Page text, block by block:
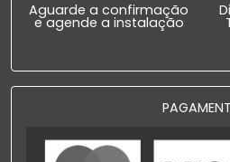
Aguarde a confirmação
e agende a instalação